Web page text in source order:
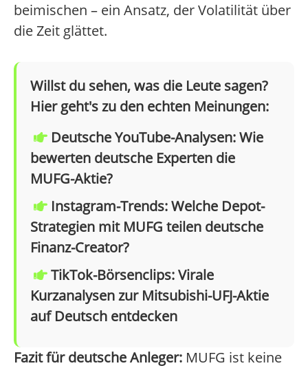
beimischen – ein Ansatz, der Volatilität über
die Zeit glättet.
Willst du sehen, was die Leute sagen?
Hier geht's zu den echten Meinungen:
Deutsche YouTube-Analysen: Wie
bewerten deutsche Experten die
MUFG-Aktie?
Instagram-Trends: Welche Depot-
Strategien mit MUFG teilen deutsche
Finanz-Creator?
TikTok-Börsenclips: Virale
Kurzanalysen zur Mitsubishi-UFJ-Aktie
auf Deutsch entdecken
Fazit für deutsche Anleger: MUFG ist keine